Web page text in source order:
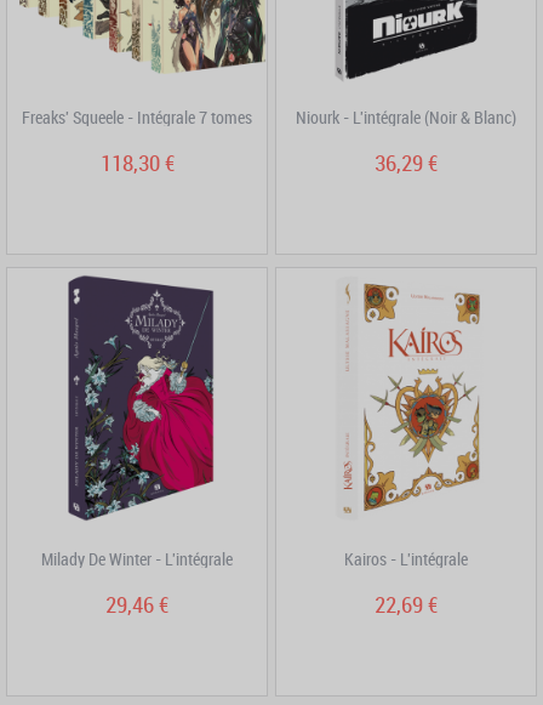
Freaks' Squeele - Intégrale 7 tomes
118,30 €
Niourk - L'intégrale (Noir & Blanc)
36,29 €
Milady De Winter - L'intégrale
29,46 €
Kairos - L'intégrale
22,69 €